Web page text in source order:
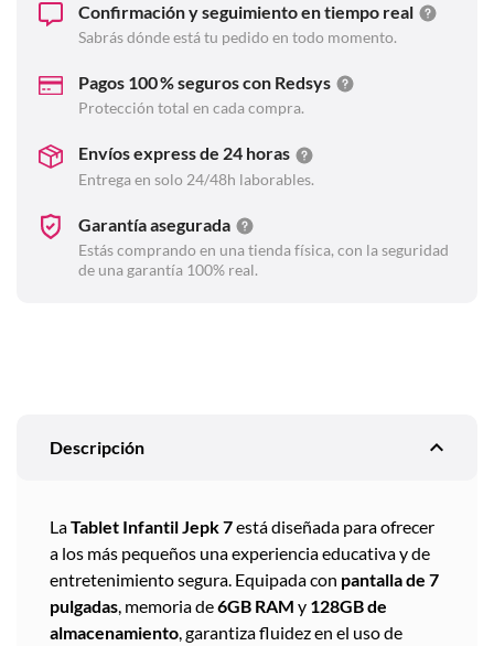
Confirmación y seguimiento en tiempo real
Sabrás dónde está tu pedido en todo momento.
Pagos 100 % seguros con Redsys
Protección total en cada compra.
Envíos express de 24 horas
Entrega en solo 24/48h laborables.
Garantía asegurada
Estás comprando en una tienda física, con la seguridad
de una garantía 100% real.
expand_less
Descripción
LaTablet Infantil Jepk 7está diseñada para ofrecer
a los más pequeños una experiencia educativa y de
entretenimiento segura. Equipada con pantalla de 7
pulgadas, memoria de6GB RAM y 128GB de
almacenamiento, garantiza fluidez en el uso de